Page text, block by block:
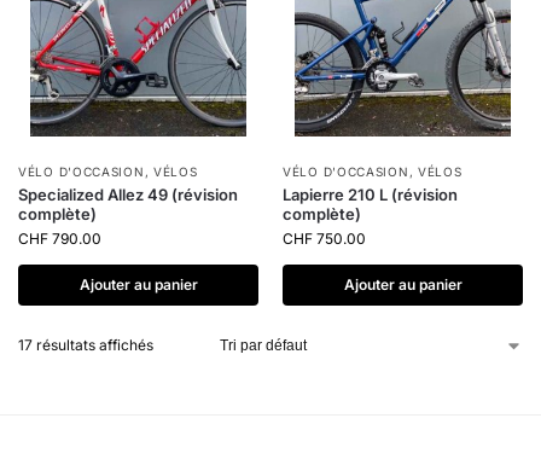
VÉLO D'OCCASION , VÉLOS
Specialized Allez 49 (révision
complète)
CHF 790.00
Ajouter au panier
VÉLO D'OCCASION , VÉLOS
Lapierre 210 L (révision
complète)
CHF 750.00
Ajouter au panier
17 résultats affichés